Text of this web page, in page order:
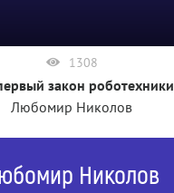
1308
закон роботехники
Любомир Николов
Николов